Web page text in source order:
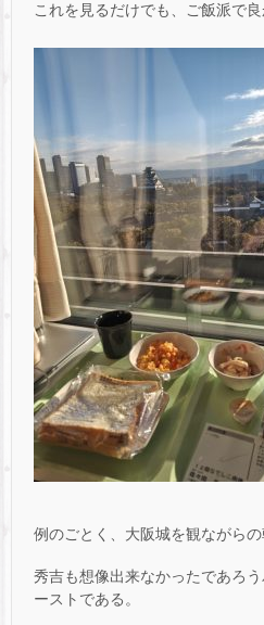
これを見るだけでも、ご飯派で
例のごとく、大阪城を観ながらの
秀吉も想像出来なかったであろ
ーストである。